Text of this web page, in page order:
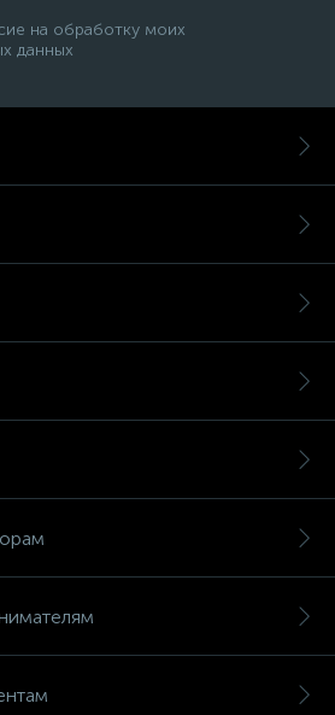
на обработку моих
данных